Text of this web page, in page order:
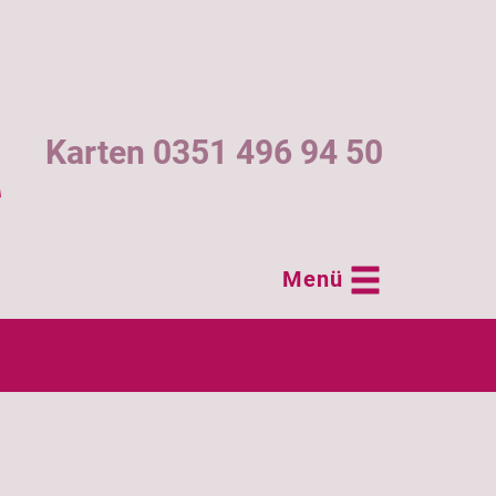
Karten 0351 496 94 50
Menü